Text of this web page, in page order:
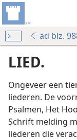
ad blz.
LIED.
Ongeveer een
liederen. De
Psalmen, Het
Schrift melding
liederen die